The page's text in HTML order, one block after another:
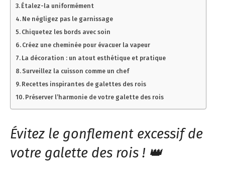
Étalez-la uniformément
Ne négligez pas le garnissage
Chiquetez les bords avec soin
Créez une cheminée pour évacuer la vapeur
La décoration : un atout esthétique et pratique
Surveillez la cuisson comme un chef
Recettes inspirantes de galettes des rois
Préserver l’harmonie de votre galette des rois
Évitez le gonflement excessif de
votre galette des rois ! 👑